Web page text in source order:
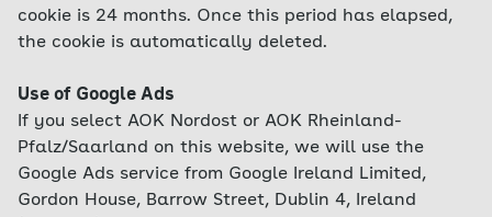
cookie is 24 months. Once this period has elapsed,
the cookie is automatically deleted.
Use of Google Ads
If you select AOK Nordost or AOK Rheinland-
Pfalz/Saarland on this website, we will use the
Google Ads service from Google Ireland Limited,
Gordon House, Barrow Street, Dublin 4, Ireland